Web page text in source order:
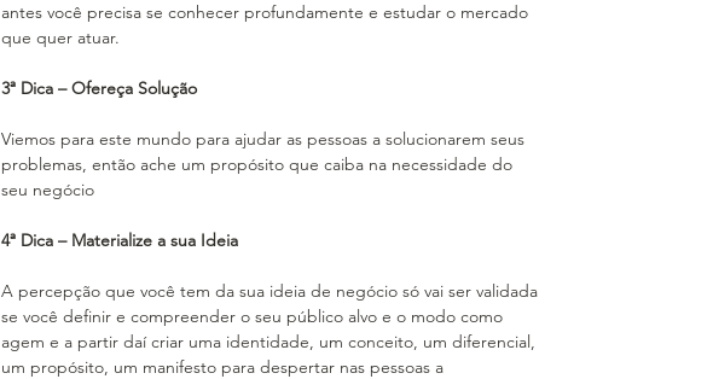
antes você precisa se conhecer profundamente e estudar o mercado
que quer atuar.
3ª Dica – Ofereça Solução
Viemos para este mundo para ajudar as pessoas a solucionarem seus
problemas, então ache um propósito que caiba na necessidade do
seu negócio
4ª Dica – Materialize a sua Ideia
A percepção que você tem da sua ideia de negócio só vai ser validada
se você definir e compreender o seu público alvo e o modo como
agem e a partir daí criar uma identidade, um conceito, um diferencial,
um propósito, um manifesto para despertar nas pessoas a